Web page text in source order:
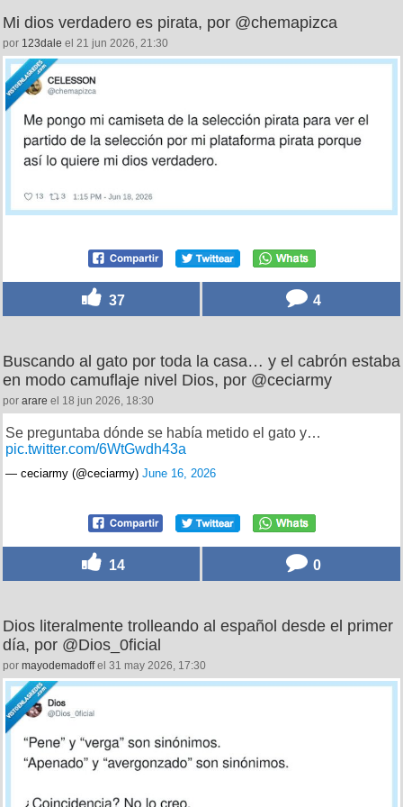
Mi dios verdadero es pirata, por @chemapizca
por 123dale el 21 jun 2026, 21:30
37 4
Buscando al gato por toda la casa… y el cabrón estaba
en modo camuflaje nivel Dios, por @ceciarmy
por arare el 18 jun 2026, 18:30
Se preguntaba dónde se había metido el gato y…
pic.twitter.com/6WtGwdh43a
— ceciarmy (@ceciarmy) June 16, 2026
14 0
Dios literalmente trolleando al español desde el primer
día, por @Dios_0ficial
por mayodemadoffel 31 may 2026, 17:30